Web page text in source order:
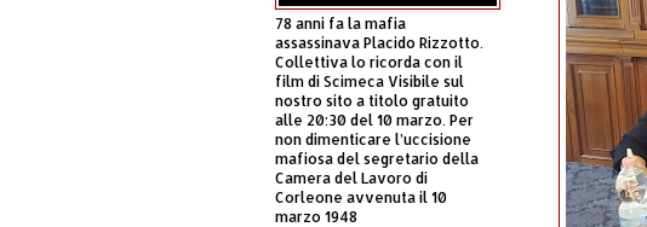
78 anni fa la mafia
assassinava Placido Rizzotto.
Collettiva lo ricorda con il
film di Scimeca Visibile sul
nostro sito a titolo gratuito
alle 20:30 del 10 marzo. Per
non dimenticare l’uccisione
mafiosa del segretario della
Camera del Lavoro di
Corleone avvenuta il 10
marzo 1948